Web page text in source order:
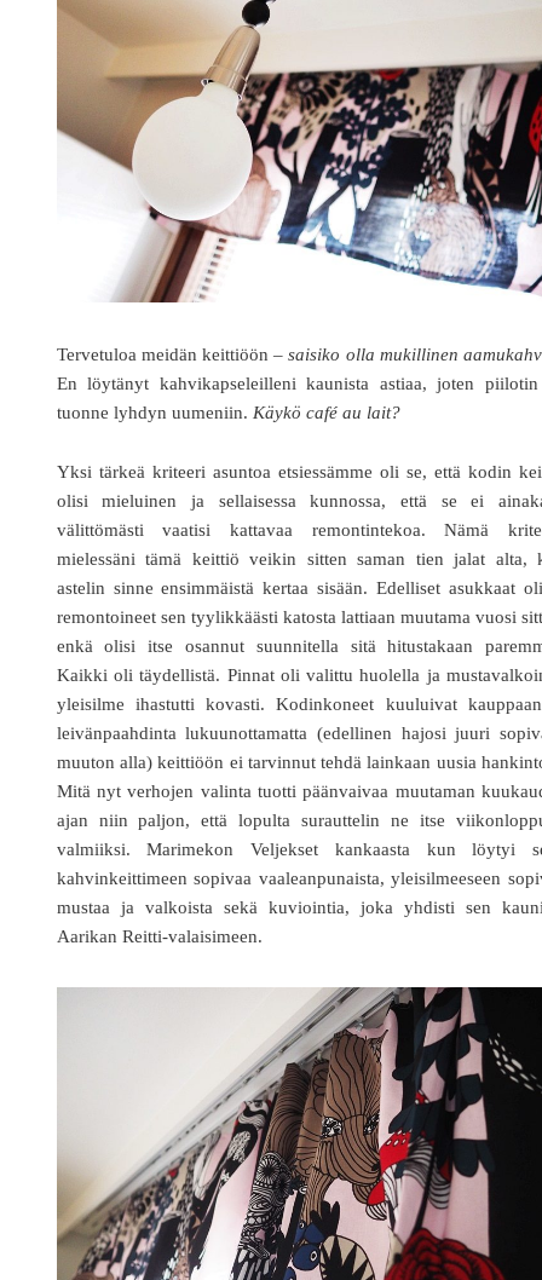
Tervetuloa meidän keittiöön –saisiko olla mukillinen
En löytänyt kahvikapseleilleni kaunista astiaa, joten
tuonne lyhdyn uumeniin. Käykö café au lait?
Yksi tärkeä kriteeri asuntoa etsiessämme oli se, että kodin
olisi mieluinen ja sellaisessa kunnossa, että se ei
välittömästi vaatisi kattavaa remontintekoa. Nämä
mielessäni tämä keittiö veikin sitten saman tien jalat alta,
astelin sinne ensimmäistä kertaa sisään. Edelliset asukkaat
remontoineet sen tyylikkäästi katosta lattiaan muutama vuosi
enkä olisi itse osannut suunnitella sitä hitustakaan
Kaikki oli täydellistä. Pinnat oli valittu huolella ja
yleisilme ihastutti kovasti. Kodinkoneet kuuluivat
leivänpaahdinta lukuunottamatta (edellinen hajosi juuri
muuton alla) keittiöön ei tarvinnut tehdä lainkaan uusia
Mitä nyt verhojen valinta tuotti päänvaivaa muutaman
ajan niin paljon, että lopulta surauttelin ne itse
valmiiksi. Marimekon Veljekset kankaasta kun löytyi
kahvinkeittimeen sopivaa vaaleanpunaista, yleisilmeeseen
mustaa ja valkoista sekä kuviointia, joka yhdisti sen
Aarikan Reitti-valaisimeen.